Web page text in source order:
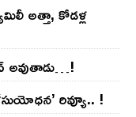
అత్తా, కోడ‌ళ్ల
అవుతాడు…!
రివ్యూ.. !